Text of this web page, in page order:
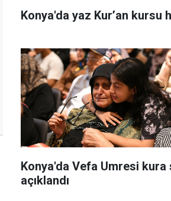
Konya'da yaz Kur’an kursu
Konya'da Vefa Umresi kura
açıklandı